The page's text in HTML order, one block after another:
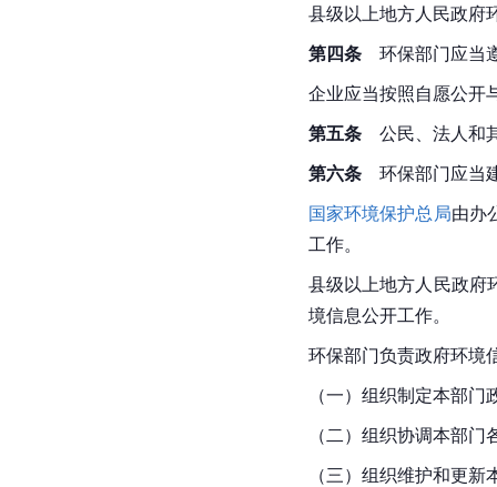
县级以上地方人民政府
第四条 环保部门应当
企业应当按照自愿公开
第五条 公民、法人和
第六条 环保部门应当
国家环境保护总局由办
工作。
县级以上地方人民政府
境信息公开工作。
环保部门负责政府环境
（一）组织制定本部
（二）组织协调本部
（三）组织维护和更